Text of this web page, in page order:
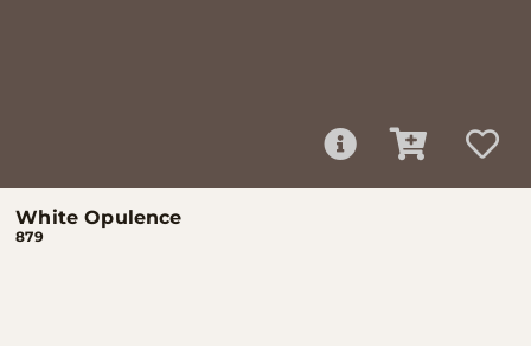
White Opulence
879